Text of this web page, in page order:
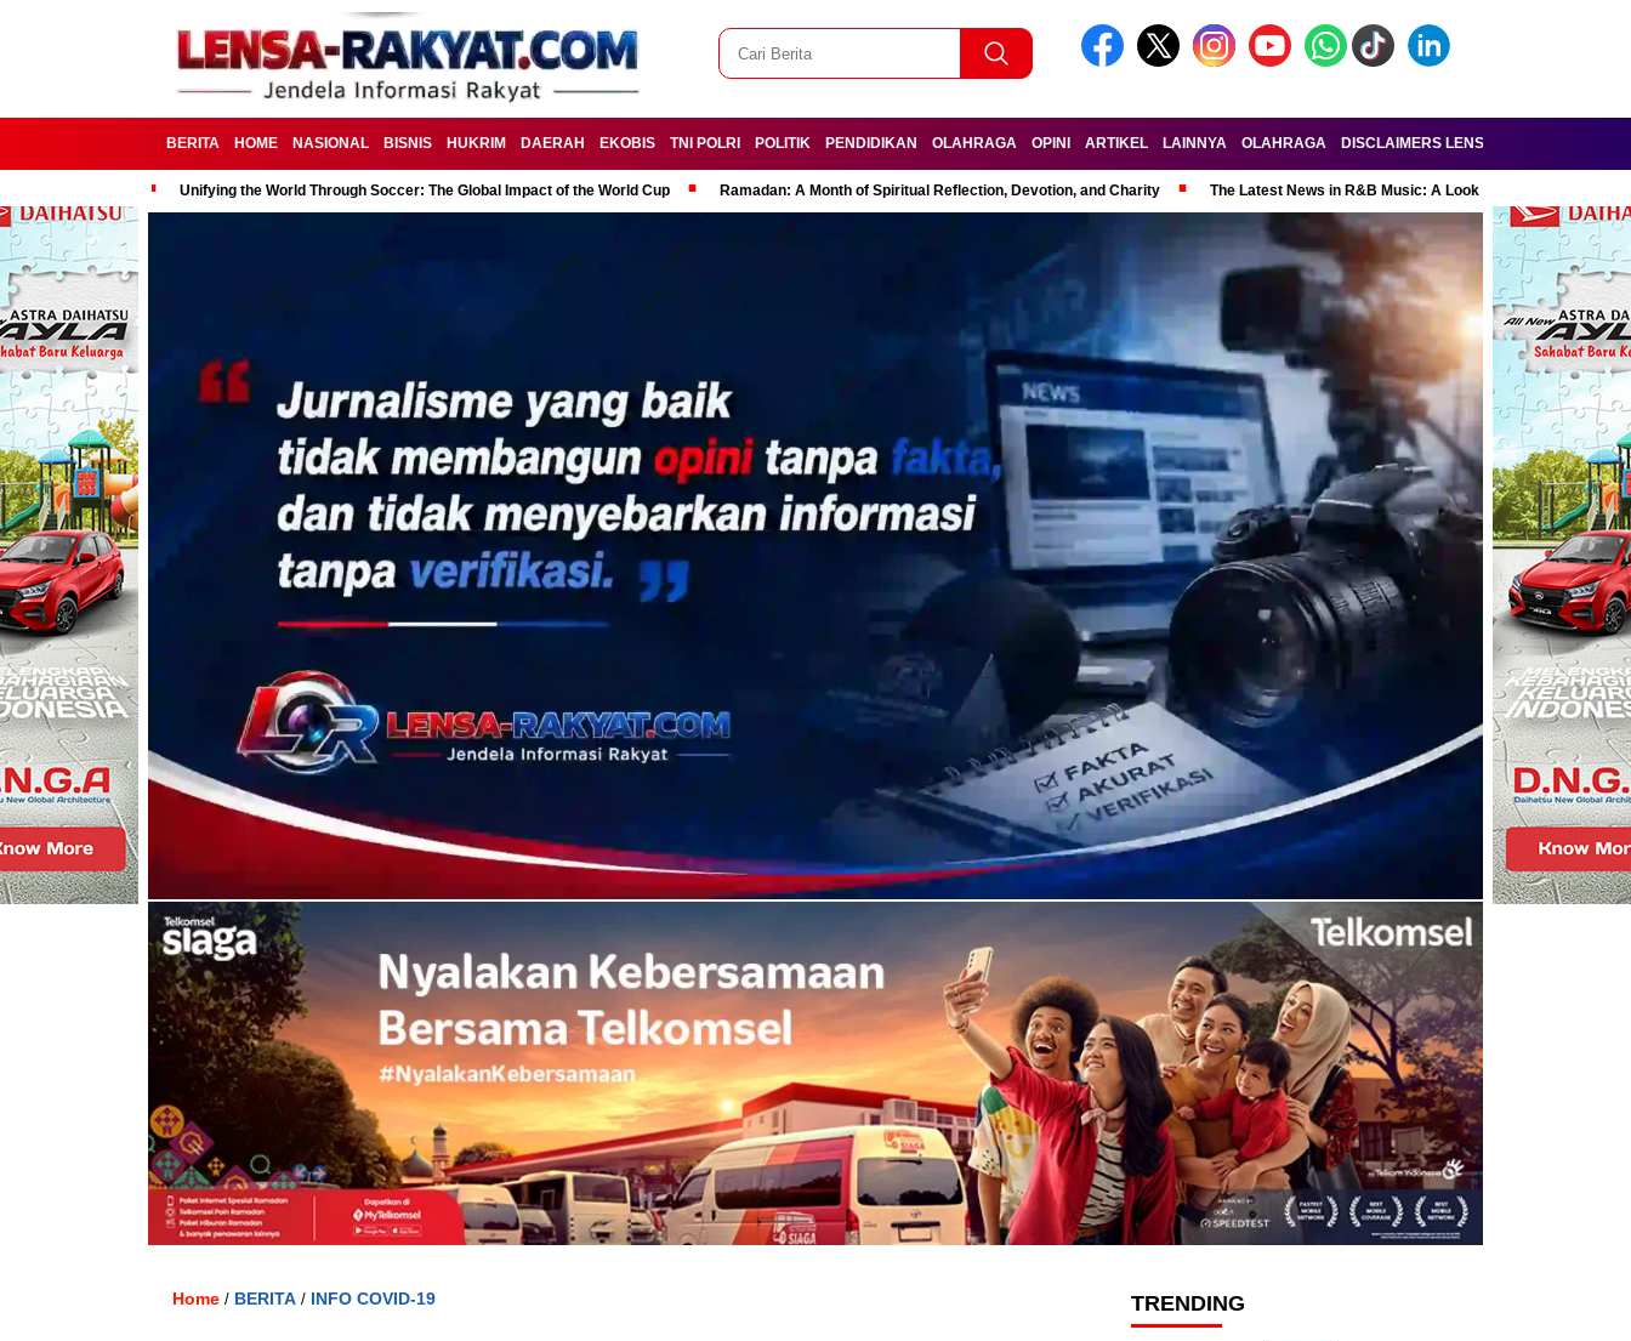
BERITA HOME NASIONAL BISNIS HUKRIM DAERAH EKOBIS TNI POLRI POLITIK PENDIDIKAN OLAHRAGA OPINI ARTIKEL LAINNYA OLAHRAGA DISCLAIMERS LENSA-RAKYAT.COM
Unifying the World Through Soccer: The Global Impact of the World Cup Ramadan: A Month of Spiritual Reflection, Devotion, and Charity The Latest News in R&B Music: A Look at Super Bowl
Home / BERITA / INFO COVID-19 TRENDING